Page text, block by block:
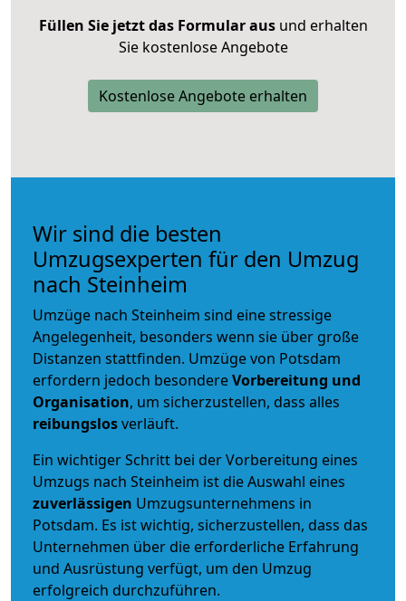
Füllen Sie jetzt das Formular ausund erhalten
Sie kostenlose Angebote
Kostenlose Angebote erhalten
Wir sind die besten
Umzugsexperten für den Umzug
nach Steinheim
Umzüge nach Steinheim sind eine stressige
Angelegenheit, besonders wenn sie über große
Distanzen stattfinden. Umzüge von Potsdam
erfordern jedoch besondereVorbereitung und
Organisation, um sicherzustellen, dass alles
reibungslosverläuft.
Ein wichtiger Schritt bei der Vorbereitung eines
Umzugs nach Steinheim ist die Auswahl eines
zuverlässigen Umzugsunternehmens in
Potsdam. Es ist wichtig, sicherzustellen, dass das
Unternehmen über die erforderliche Erfahrung
und Ausrüstung verfügt, um den Umzug
erfolgreich durchzuführen.